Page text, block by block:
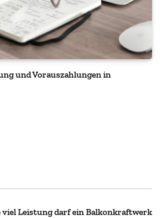
und Vorauszahlungen in
viel Leistung darf ein Balkonkraftwerk